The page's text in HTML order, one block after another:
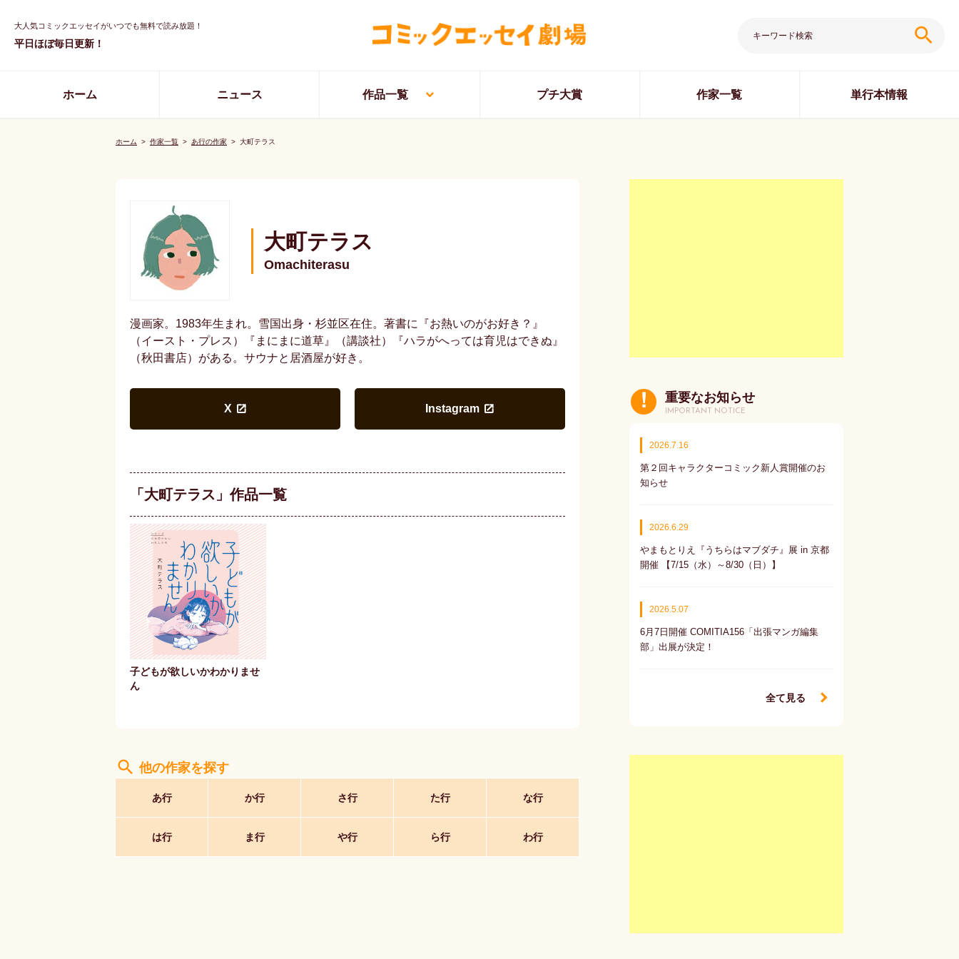
大人気コミックエッセイがいつでも無料で読み放題！
平日ほぼ毎日更新！ search
ホーム ニュース 作品一覧 プチ大賞 作家一覧 単行本情報
ホーム > 作家一覧 > あ行の作家 > 大町テラス
大町テラス
Omachiterasu
漫画家。1983年生まれ。雪国出身・杉並区在住。著書に『お熱いのがお好き？』
（イースト・プレス）『まにまに道草』（講談社）『ハラがへっては育児はできぬ』
（秋田書店）がある。サウナと居酒屋が好き。
X Instagram
「大町テラス」作品一覧
子どもが欲しいかわかりませ
ん
search 他の作家を探す
あ行 か行 さ行 た行 な行
は行 ま行 や行 ら行 わ行
重要なお知らせ
IMPORTANT NOTICE
2026.7.16
第２回キャラクターコミック新人賞開催のお
知らせ
2026.6.29
やまもとりえ『うちらはマブダチ』展 in 京都
開催 【7/15（水）～8/30（日）】
2026.5.07
6月7日開催 COMITIA156「出張マンガ編集
部」出展が決定！
全て見る